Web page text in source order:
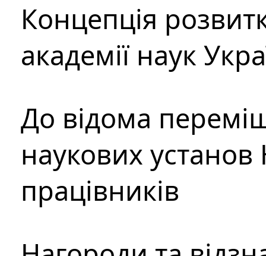
Концепція
академії наук
До відома
наукових установ
працівників